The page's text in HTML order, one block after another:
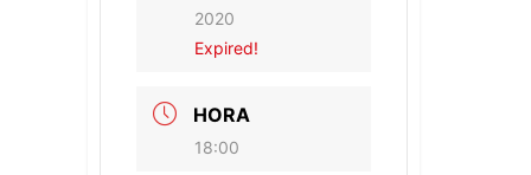
2020
Expired!
HORA
18:00